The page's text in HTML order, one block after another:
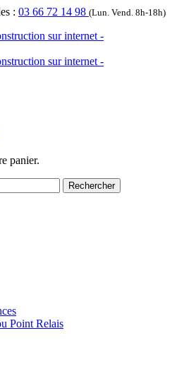
: 03 66 72 14 98 (Lun. Vend. 8h-18h)
panier.
Rechercher
Point Relais